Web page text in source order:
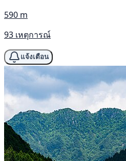
590 m
93 เหตุการณ์
แจ้งเตือน